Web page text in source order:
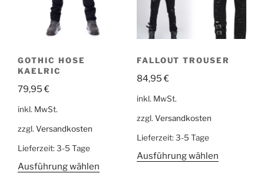
GOTHIC HOSE
KAELRIC
79,95€
inkl. MwSt.
zzgl. Versandkosten
Lieferzeit: 3-5 Tage
Ausführung wählen
FALLOUT TROUSER
84,95€
inkl. MwSt.
zzgl. Versandkosten
Lieferzeit: 3-5 Tage
Ausführung wählen